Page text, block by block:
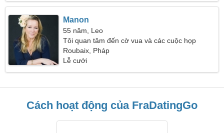
Manon
55 năm, Leo
Tôi quan tâm đến cờ vua và các cuộc họp
Roubaix, Pháp
Lễ cưới
Cách hoạt động của FraDatingGo